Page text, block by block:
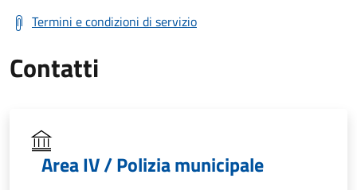
Termini e condizioni di servizio
Contatti
Area IV / Polizia municipale